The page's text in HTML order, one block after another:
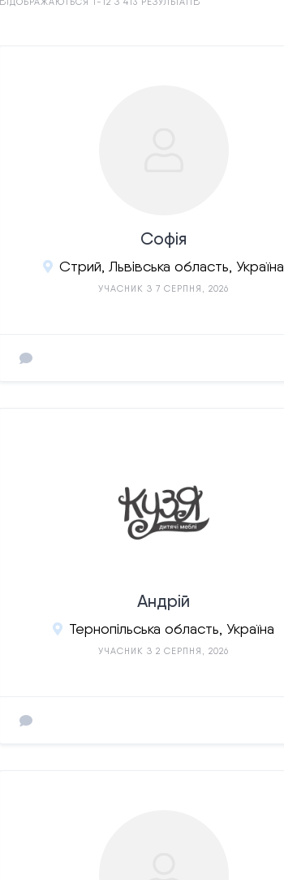
ВІДОБРАЖАЮТЬСЯ 1-12 З 413 РЕЗУЛЬТАТІВ
Софія
Стрий, Львівська область, Україна
УЧАСНИК З 7 СЕРПНЯ, 2026
Андрій
Тернопільська область, Україна
УЧАСНИК З 2 СЕРПНЯ, 2026